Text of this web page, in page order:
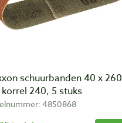
schuurbanden 40 x 260
240, 5 stuks
4850868